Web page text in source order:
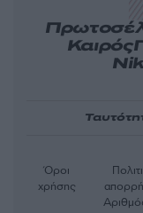
Καιρός
Όροι
χρήσης